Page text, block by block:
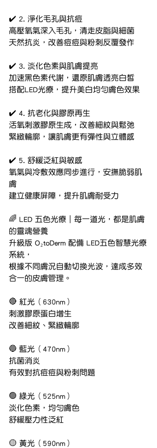
✔️ 2. 淨化毛孔與抗痘
高壓氧氣深入毛孔，清走皮脂與細菌
天然抗炎，改善痘痘與粉刺反覆發作
✔️ 3. 淡化色素與肌膚提亮
加速黑色素代謝，還原肌膚透亮白皙
搭配LED光療，提升美白均勻膚色效果
✔️ 4. 抗老化與膠原再生
活氧刺激膠原生成，改善細紋與鬆弛
緊緻輪廓，讓肌膚更有彈性與立體感
✔️ 5. 舒緩泛紅與敏感
氧氣與冷敷效應同步進行，安撫脆弱肌
膚
建立健康屏障，提升肌膚耐受力
🌈 LED 五色光療｜每一道光，都是肌膚
的靈魂營養
升級版 O₂toDerm 配備 LED五色智慧光療
系統，
根據不同膚況自動切換光波，達成多效
合一的皮膚管理。
🔴 紅光（630nm）
刺激膠原蛋白增生
改善細紋、緊緻輪廓
🔵 藍光（470nm）
抗菌消炎
有效對抗痘痘與粉刺問題
🟢 綠光（525nm）
淡化色素，均勻膚色
舒緩壓力性泛紅
🟡 黃光（590nm）